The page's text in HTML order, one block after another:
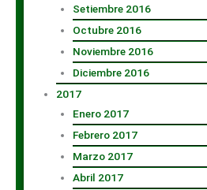
Setiembre 2016
Octubre 2016
Noviembre 2016
Diciembre 2016
2017
Enero 2017
Febrero 2017
Marzo 2017
Abril 2017